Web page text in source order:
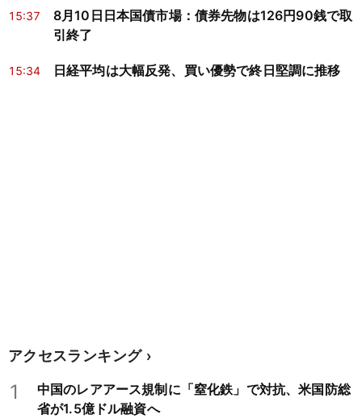
15:37
8月10日日本国債市場：債券先物は126円90銭で取
引終了
15:34 日経平均は大幅反発、買い優勢で終日堅調に推移
アクセスランキング
1
中国のレアアース規制に「窒化鉄」で対抗、米国防総
省が1.5億ドル融資へ